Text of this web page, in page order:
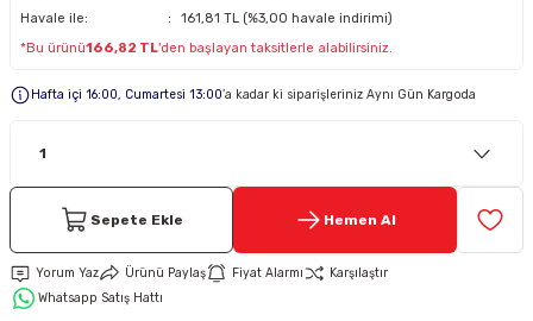
Havale ile:
161,81 TL (%3,00 havale indirimi)
*Bu ürünü166,82 TL'den başlayan taksitlerle alabilirsiniz.
Hafta içi 16:00, Cumartesi 13:00’a kadar ki siparişleriniz Aynı Gün Kargoda
Sepete Ekle Hemen Al
Yorum Yaz Ürünü Paylaş Fiyat Alarmı
Karşılaştır
Whatsapp Satış Hattı